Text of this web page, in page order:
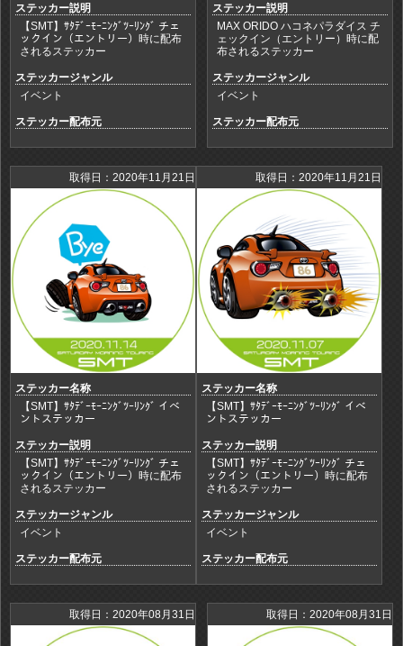
ステッカー説明
【SMT】ｻﾀﾃﾞｰﾓｰﾆﾝｸﾞﾂｰﾘﾝｸﾞ チェ
ックイン（エントリー）時に配布
されるステッカー
ステッカージャンル
イベント
ステッカー配布元
ステッカー説明
MAX ORIDO ハコネパラダイス チ
ェックイン（エントリー）時に配
布されるステッカー
ステッカージャンル
イベント
ステッカー配布元
取得日：2020年11月21日
ステッカー名称
【SMT】ｻﾀﾃﾞｰﾓｰﾆﾝｸﾞﾂｰﾘﾝｸﾞ イベ
ントステッカー
ステッカー説明
【SMT】ｻﾀﾃﾞｰﾓｰﾆﾝｸﾞﾂｰﾘﾝｸﾞ チェ
ックイン（エントリー）時に配布
されるステッカー
ステッカージャンル
イベント
ステッカー配布元
取得日：2020年11月21日
ステッカー名称
【SMT】ｻﾀﾃﾞｰﾓｰﾆﾝｸﾞﾂｰﾘﾝｸﾞ イベ
ントステッカー
ステッカー説明
【SMT】ｻﾀﾃﾞｰﾓｰﾆﾝｸﾞﾂｰﾘﾝｸﾞ チェ
ックイン（エントリー）時に配布
されるステッカー
ステッカージャンル
イベント
ステッカー配布元
取得日：2020年08月31日 取得日：2020年08月31日